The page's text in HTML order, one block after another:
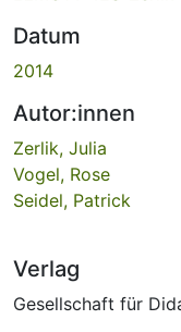
Datum
2014
Autor:innen
Zerlik, Julia
Vogel, Rose
Seidel, Patrick
Verlag
Gesellschaft für